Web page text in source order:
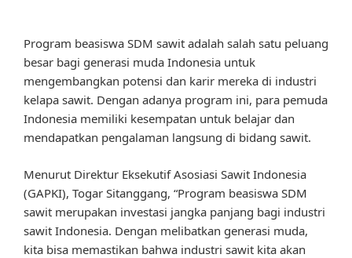
Program beasiswa SDM sawit adalah salah satu peluang
besar bagi generasi muda Indonesia untuk
mengembangkan potensi dan karir mereka di industri
kelapa sawit. Dengan adanya program ini, para pemuda
Indonesia memiliki kesempatan untuk belajar dan
mendapatkan pengalaman langsung di bidang sawit.
Menurut Direktur Eksekutif Asosiasi Sawit Indonesia
(GAPKI), Togar Sitanggang, “Program beasiswa SDM
sawit merupakan investasi jangka panjang bagi industri
sawit Indonesia. Dengan melibatkan generasi muda,
kita bisa memastikan bahwa industri sawit kita akan